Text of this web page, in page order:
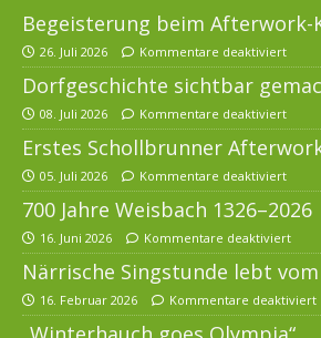
Begeisterung beim Afterwork-
26. Juli 2026 Kommentare deaktiviert
Dorfgeschichte sichtbar
08. Juli 2026 Kommentare deaktiviert
Erstes Schollbrunner
05. Juli 2026 Kommentare deaktiviert
700 Jahre Weisbach 1326–2026
16. Juni 2026 Kommentare deaktiviert
Närrische Singstunde lebt
16. Februar 2026 Kommentare deaktiviert